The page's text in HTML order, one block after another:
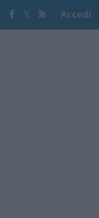
Accedi